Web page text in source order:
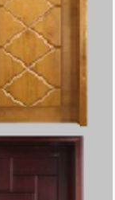
اطار
تزين
للشقة